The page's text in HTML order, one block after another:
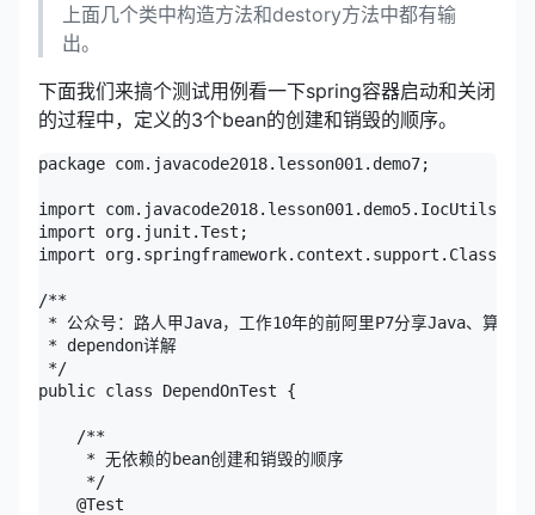
上面几个类中构造方法和destory方法中都有输
出。
下面我们来搞个测试用例看一下spring容器启动和关闭
的过程中，定义的3个bean的创建和销毁的顺序。
package com.javacode2018.lesson001.demo7;
import com.javacode2018.lesson001.demo5.IocUtils;
import org.junit.Test;
import
/**
* 公众号：路人甲Java，工作10年的前阿里P7分享Java、算法
* dependon详解
*/
public class DependOnTest {
/**
* 无依赖的bean创建和销毁的顺序
*/
@Test